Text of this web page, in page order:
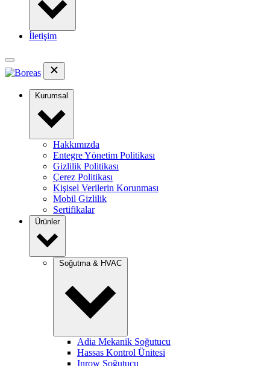
İletişim
Kurumsal
Hakkımızda
Entegre Yönetim Politikası
Gizlilik Politikası
Çerez Politikası
Kişisel Verilerin Korunması
Mobil Gizlilik
Sertifikalar
Ürünler
Soğutma & HVAC
Adia Mekanik Soğutucu
Hassas Kontrol Ünitesi
Inrow Soğutucu